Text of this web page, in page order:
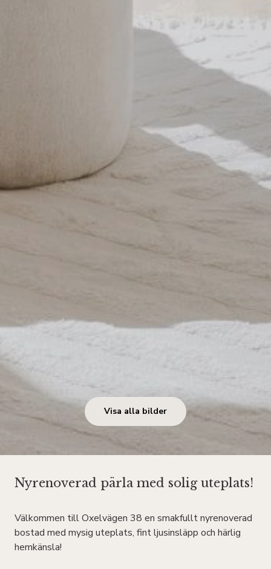
Visa alla bilder
Nyrenoverad pärla med solig uteplats!
Välkommen till Oxelvägen 38 en smakfullt nyrenoverad
bostad med mysig uteplats, fint ljusinsläpp och härlig
hemkänsla!